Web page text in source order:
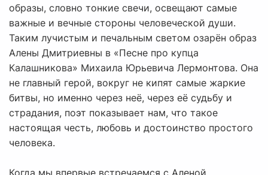
образы, словно тонкие свечи, освещают самые
важные и вечные стороны человеческой души.
Таким лучистым и печальным светом озарён образ
Алены Дмитриевны в «Песне про купца
Калашникова» Михаила Юрьевича Лермонтова. Она
не главный герой, вокруг не кипят самые жаркие
битвы, но именно через неё, через её судьбу и
страдания, поэт показывает нам, что такое
настоящая честь, любовь и достоинство простого
человека.